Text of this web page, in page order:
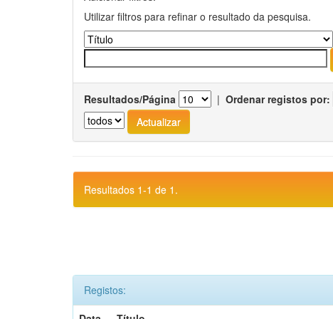
Utilizar filtros para refinar o resultado da pesquisa.
Resultados/Página | Ordenar registos por:
Resultados 1-1 de 1.
Registos: